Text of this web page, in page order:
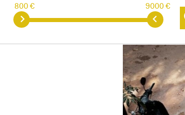
800 € 9000 €